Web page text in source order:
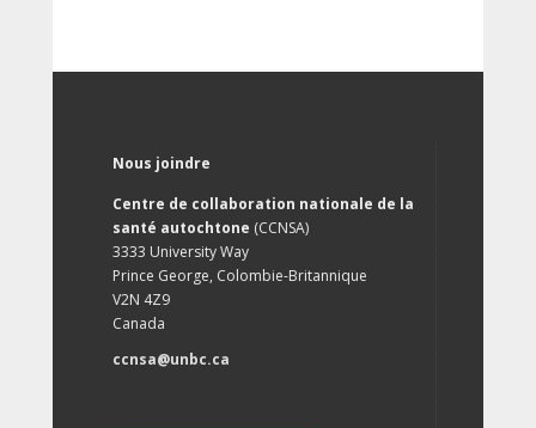
Nous joindre
Centre de collaboration nationale de la
santé autochtone (CCNSA)
3333 University Way
Prince George, Colombie-Britannique
V2N 4Z9
Canada
ccnsa@unbc.ca